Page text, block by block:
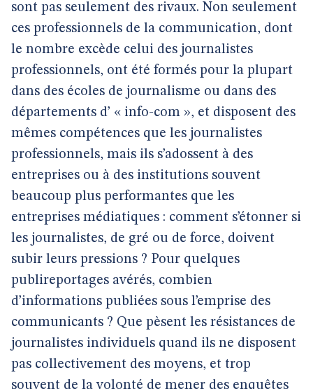
sont pas seulement des rivaux. Non seulement
ces professionnels de la communication, dont
le nombre excède celui des journalistes
professionnels, ont été formés pour la plupart
dans des écoles de journalisme ou dans des
départements d’ « info-com », et disposent des
mêmes compétences que les journalistes
professionnels, mais ils s’adossent à des
entreprises ou à des institutions souvent
beaucoup plus performantes que les
entreprises médiatiques : comment s’étonner si
les journalistes, de gré ou de force, doivent
subir leurs pressions ? Pour quelques
publireportages avérés, combien
d’informations publiées sous l’emprise des
communicants ? Que pèsent les résistances de
journalistes individuels quand ils ne disposent
pas collectivement des moyens, et trop
souvent de la volonté de mener des enquêtes